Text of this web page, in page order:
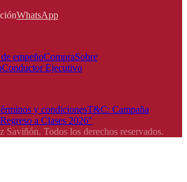
WhatsApp
empeñoCompraSobre
Conductor Ejecutivo
y condicionesT&C: Campaña
a Clases 2026"
Todos los derechos reservados.